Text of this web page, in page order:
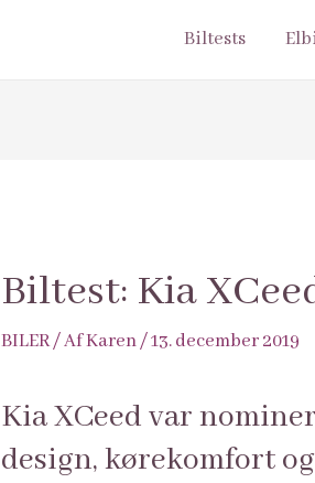
Biltests
Biltest: Kia
BILER/ AfKaren/13. december 2019
Kia XCeed var
design, kørekomfort